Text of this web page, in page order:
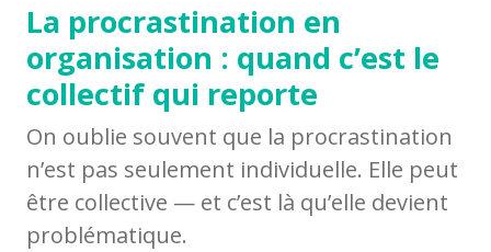
La procrastination en
organisation : quand c’est le
collectif qui reporte
On oublie souvent que la procrastination
n’est pas seulement individuelle. Elle peut
être collective — et c’est là qu’elle devient
problématique.